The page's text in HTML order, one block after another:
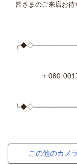
皆さまのご来店お待
リサイク
〒080-0017 北
TEL:
営業時間
この他のカメ